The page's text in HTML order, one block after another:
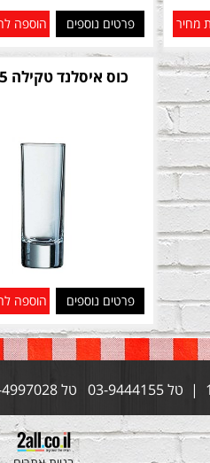
מחיר פרטים נוספים הוספה
כוס איסלנד טקילה 6.5 סלד
פרטים נוספים הוספה